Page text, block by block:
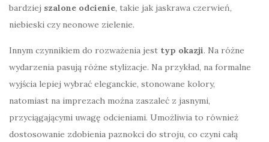
bardziej szalone odcienie, takie jak jaskrawa czerwień,
niebieski czy neonowe zielenie.
Innym czynnikiem do rozważenia jest typ okazji. Na różne
wydarzenia pasują różne stylizacje. Na przykład, na formalne
wyjścia lepiej wybrać eleganckie, stonowane kolory,
natomiast na imprezach można zaszaleć z jasnymi,
przyciągającymi uwagę odcieniami. Umożliwia to również
dostosowanie zdobienia paznokci do stroju, co czyni całą